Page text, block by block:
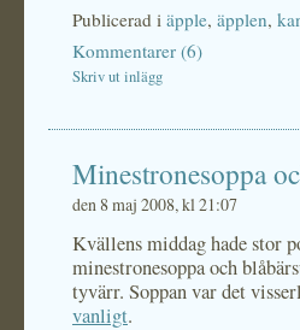
Publicerad i äpple, äpplen,
Kommentarer (6)
Skriv ut inlägg
Minestronesoppa
den 8 maj 2008, kl 21:07
Kvällens middag hade stor
minestronesoppa och
tyvärr. Soppan var det
vanligt.